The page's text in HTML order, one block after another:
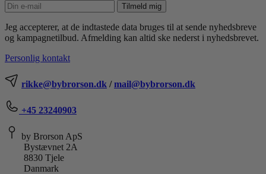
Tilmeld mig
Jeg accepterer, at de indtastede data bruges til at sende nyhedsbreve
og kampagnetilbud. Afmelding kan altid ske nederst i nyhedsbrevet.
Personlig kontakt
rikke@bybrorson.dk /mail@bybrorson.dk
+45 23240903
by Brorson ApS
Bystævnet 2A
8830 Tjele
Danmark